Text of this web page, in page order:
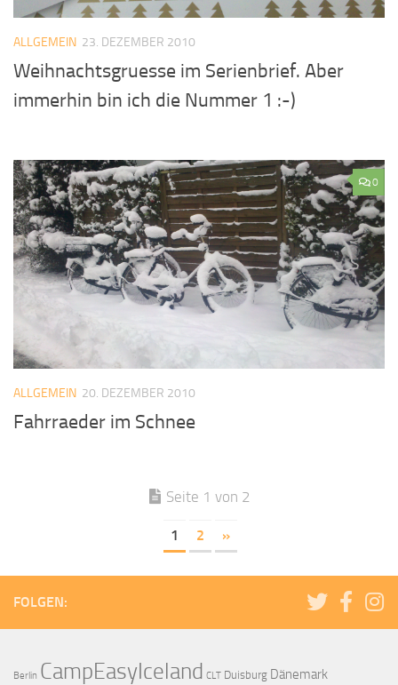
ALLGEMEIN 23. DEZEMBER 2010
Weihnachtsgruesse im Serienbrief. Aber
immerhin bin ich die Nummer 1 :-)
0
ALLGEMEIN 20. DEZEMBER 2010
Fahrraeder im Schnee
Seite 1 von 2
1 2 »
FOLGEN:
Berlin CampEasyIceland CLT Duisburg Dänemark